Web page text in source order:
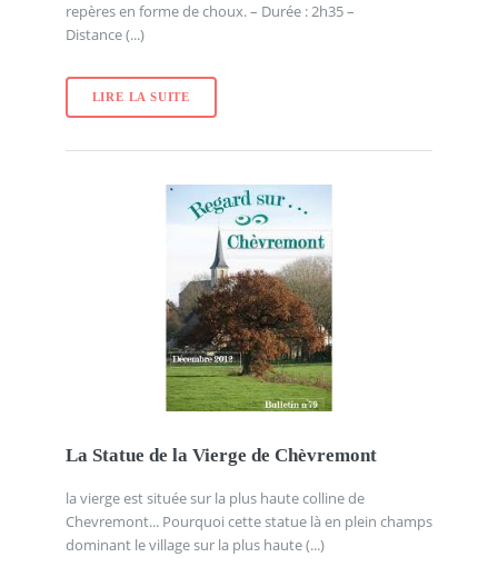
repères en forme de choux. – Durée : 2h35 –
Distance (...)
LIRE LA SUITE
La Statue de la Vierge de Chèvremont
la vierge est située sur la plus haute colline de
Chevremont... Pourquoi cette statue là en plein champs
dominant le village sur la plus haute (...)